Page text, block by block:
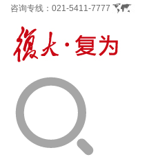
咨询专线： 021-5411-7777